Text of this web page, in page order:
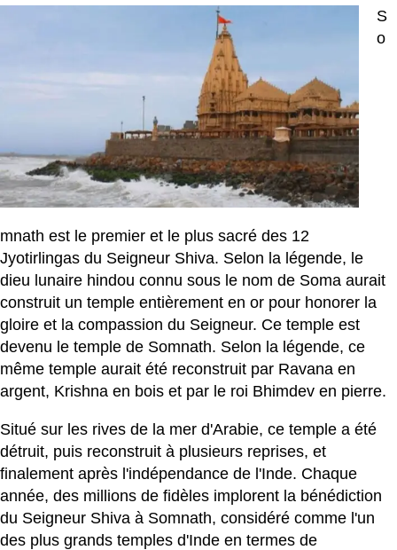
S
o
mnath est le premier et le plus sacré des 12
Jyotirlingas du Seigneur Shiva. Selon la légende, le
dieu lunaire hindou connu sous le nom de Soma aurait
construit un temple entièrement en or pour honorer la
gloire et la compassion du Seigneur. Ce temple est
devenu le temple de Somnath. Selon la légende, ce
même temple aurait été reconstruit par Ravana en
argent, Krishna en bois et par le roi Bhimdev en pierre.
Situé sur les rives de la mer d'Arabie, ce temple a été
détruit, puis reconstruit à plusieurs reprises, et
finalement après l'indépendance de l'Inde. Chaque
année, des millions de fidèles implorent la bénédiction
du Seigneur Shiva à Somnath, considéré comme l'un
des plus grands temples d'Inde en termes de